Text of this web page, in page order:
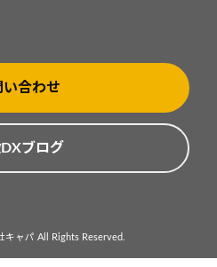
い合わせ
ブログ
ャパ All Rights Reserved.